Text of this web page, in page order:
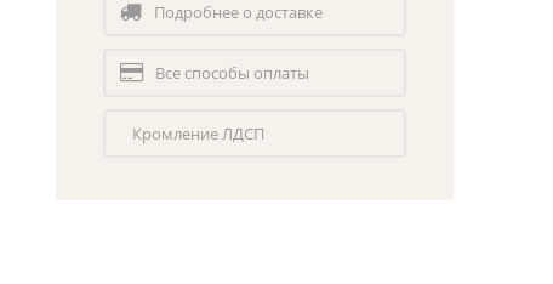
Подробнее о доставке
Все способы оплаты
Кромление ЛДСП